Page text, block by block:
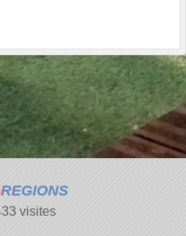
REGIONS
visites